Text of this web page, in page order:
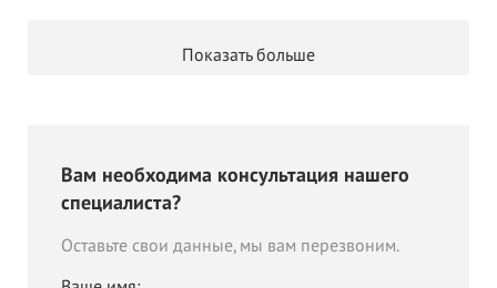
Показать больше
Вам необходима консультация нашего
специалиста?
Оставьте свои данные, мы вам перезвоним.